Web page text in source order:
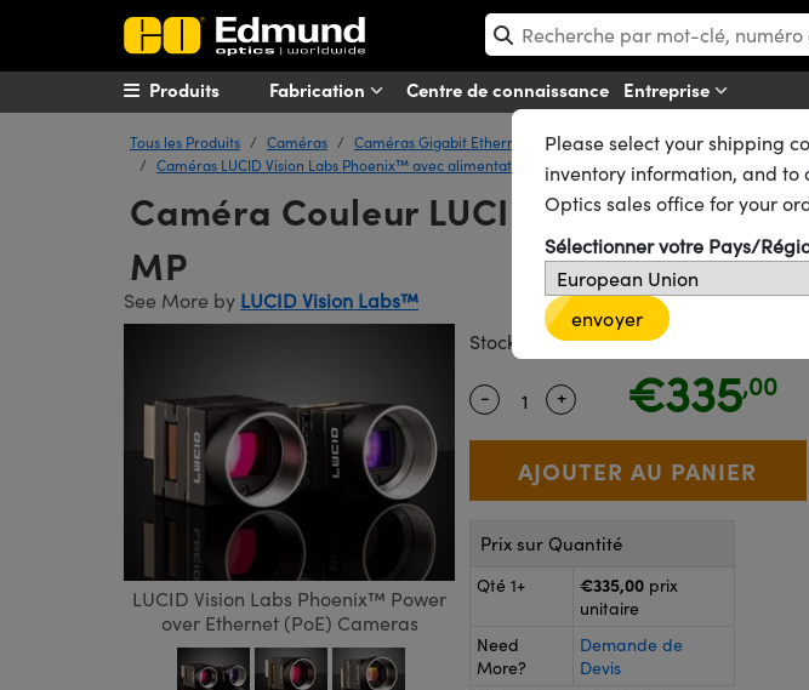
Fabrication Centre de connaissance Entreprise
Produits
Tous les Produits Caméras
Caméras Gigabit Ethernet
Caméras LUCID Vision Labs Phoenix™ avec alimentation via Ethernet (PoE)
Caméra Couleur LUCID Vision Labs
MP
See More by LUCID Vision Labs™
LUCID Vision Labs Phoenix™ Power
over Ethernet (PoE) Cameras
Stock #13-702 CONTACT
Quantity Selector
- Use the plus and minus
+ €335,00
Prix sur Quantité
Qté 1+ €335,00 prix
unitaire
Need
More?
Demande de
Devis
Please select your shipping
inventory information, and to
Optics sales office for your
Sélectionner votre Pays/
envoyer